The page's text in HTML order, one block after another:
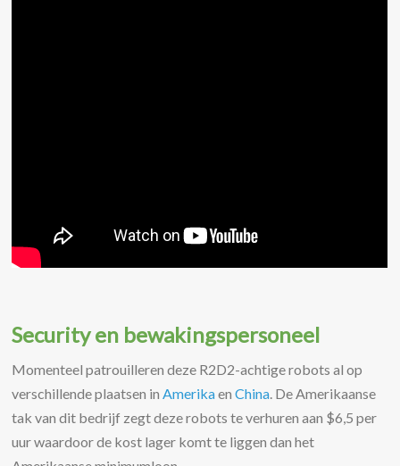
Security en bewakingspersoneel
Momenteel patrouilleren deze R2D2-achtige robots al op
verschillende plaatsen in AmerikaenChina . De Amerikaanse
tak van dit bedrijf zegt deze robots te verhuren aan $6,5 per
uur waardoor de kost lager komt te liggen dan het